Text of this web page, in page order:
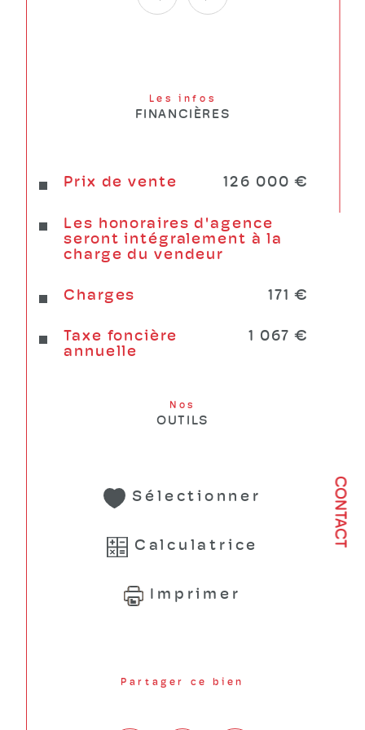
CONTACT
Les infos
FINANCIÈRES
Prix de vente 126 000 €
Les honoraires d'agence
seront intégralement à la
charge du vendeur
Charges 171 €
Taxe foncière
annuelle
1 067 €
Nos
OUTILS
Sélectionner
Calculatrice
Imprimer
Partager ce bien